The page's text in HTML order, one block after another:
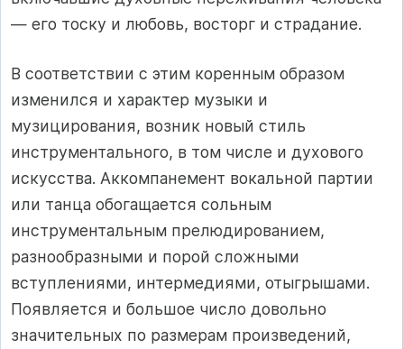
— его тоску и любовь, восторг и страдание.
В соответствии с этим коренным образом
изменился и характер музыки и
музицирования, возник новый стиль
инструментального, в том числе и духового
искусства. Аккомпанемент вокальной партии
или танца обогащается сольным
инструментальным прелюдированием,
разнообразными и порой сложными
вступлениями, интермедиями, отыгрышами.
Появляется и большое число довольно
значительных по размерам произведений,